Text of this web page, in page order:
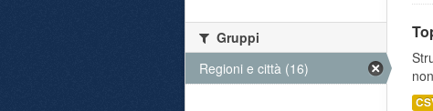
Gruppi
Regioni e città (16)